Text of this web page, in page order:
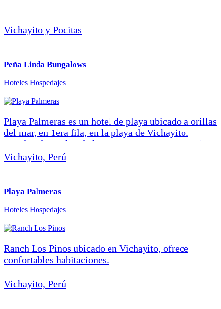
perfecto para *retiros de equipo* o vacaciones
familiares que buscan la combinación perfecta de
Vichayito y Pocitas
Peña Linda Bungalows
Hoteles Hospedajes
Playa Palmeras es un hotel de playa ubicado a orillas
del mar, en 1era fila, en la playa de Vichayito.
Localizado a 6 km de los Organos, cuenta con WiFi
en sus instalaciones, piscina, deck, un muy buen
cuentan con terraza, baño privado y tienen vistas al
privado. Ubicación Fotos
Vichayito, Perú
Playa Palmeras
Hoteles Hospedajes
Ranch Los Pinos ubicado en Vichayito, ofrece
confortables habitaciones.
Vichayito, Perú